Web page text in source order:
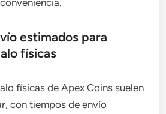
estimados para
físicas
físicas de Apex Coins suelen
con tiempos de envío